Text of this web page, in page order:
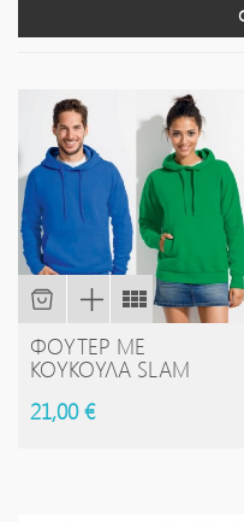
ΦΟΎΤΕΡ ΜΕ
ΚΟΥΚΟΎΛΑ SLAM
21,00 €